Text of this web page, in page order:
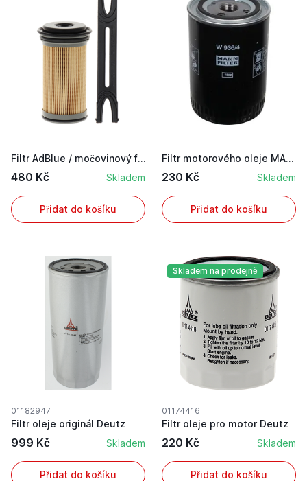
Filtr AdBlue / močovinový filtr pro napájecí je...
480 Kč Skladem
Přidat do košíku
Filtr motorového oleje MANN FILTER vhodný pro J...
230 Kč Skladem
Přidat do košíku
01182947
Filtr oleje originál Deutz
999 Kč Skladem
Přidat do košíku
Skladem na prodejně
01174416
Filtr oleje pro motor Deutz
220 Kč Skladem
Přidat do košíku